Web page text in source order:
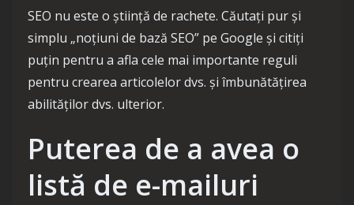
SEO nu este o știință de rachete. Căutați pur și
simplu „noțiuni de bază SEO” pe Google și citiți
puțin pentru a afla cele mai importante reguli
pentru crearea articolelor dvs. și îmbunătățirea
abilităților dvs. ulterior.
Puterea de a avea o
listă de e-mailuri